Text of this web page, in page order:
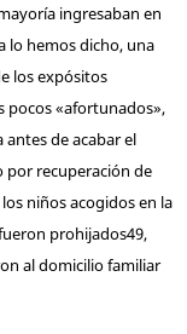
ingresaban en
lo hemos dicho, una
los expósitos
pocos «afortunados»,
de acabar el
por recuperación de
niños acogidos en la
prohijados49,
al domicilio familiar